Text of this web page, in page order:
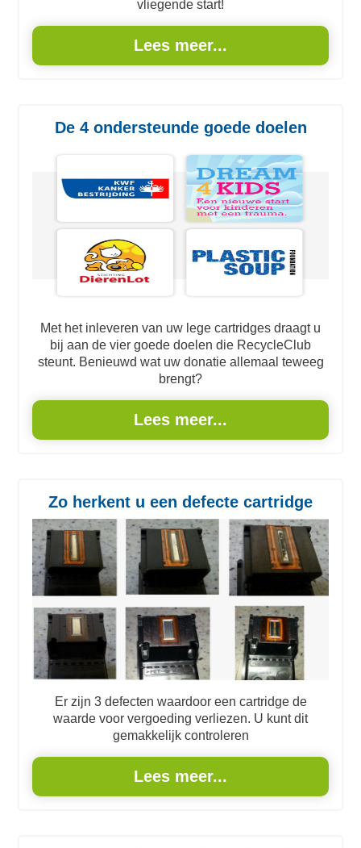
vliegende start!
Lees meer...
De 4 ondersteunde goede doelen
Met het inleveren van uw lege cartridges draagt u
bij aan de vier goede doelen die RecycleClub
steunt. Benieuwd wat uw donatie allemaal teweeg
brengt?
Lees meer...
Zo herkent u een defecte cartridge
Er zijn 3 defecten waardoor een cartridge de
waarde voor vergoeding verliezen. U kunt dit
gemakkelijk controleren
Lees meer...